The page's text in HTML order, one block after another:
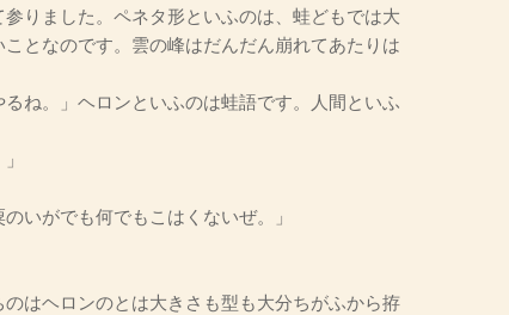
りました。ペネタ形といふのは、蛙どもでは大
となのです。雲の峰はだんだん崩れてあたりは
るね。」ヘロンといふのは蛙語です。人間といふ
いがでも何でもこはくないぜ。」
のはヘロンのとは大きさも型も大分ちがふから拵